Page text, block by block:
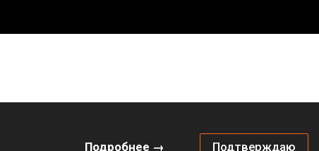
Подробнее → Подтверждаю